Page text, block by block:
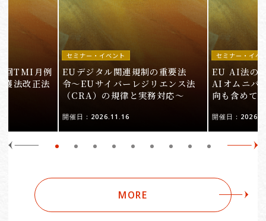
回TMI月例
護法改正法
セミナー・イベント
EUデジタル関連規制の重要法
令〜EUサイバーレジリエンス法
（CRA）の規律と実務対応〜
開催日：2026.11.16
セミナー・イベ
EU AI法の
AIオムニバ
向も含めて
開催日：
MORE